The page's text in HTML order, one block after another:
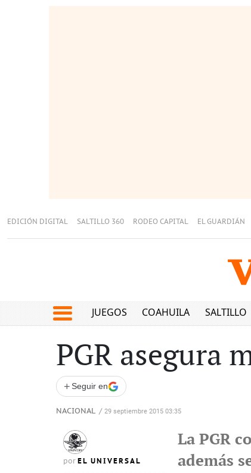
EDICIÓN DIGITAL SALTILLO 360 RODEO CAPITAL EL GUARDIÁN
JUEGOS COAHUILA SALTILLO
PGR asegura
+ Seguir en
NACIONAL / 29 septiembre 2015 03:35
por EL UNIVERSAL
La PGR
además